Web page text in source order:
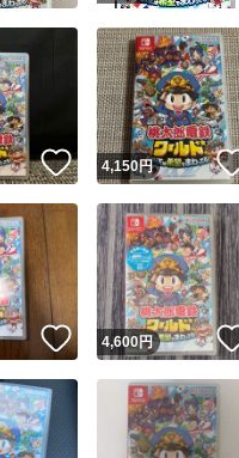
いいね！
4,150円
いいね！
4,600円